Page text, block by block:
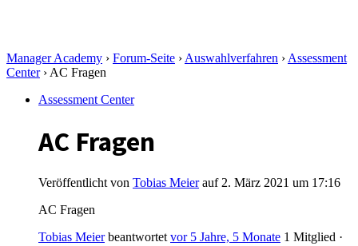
Manager Academy › Forum-Seite › Auswahlverfahren › Assessment
Center › AC Fragen
Assessment Center
AC Fragen
Veröffentlicht von Tobias Meier auf 2. März 2021 um 17:16
AC Fragen
Tobias Meier beantwortetvor 5 Jahre, 5 Monate 1 Mitglied ·